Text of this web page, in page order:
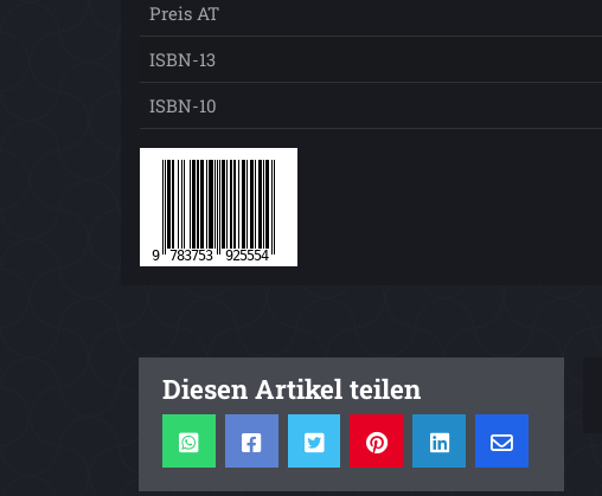
Preis AT
ISBN-13
ISBN-10
Diesen Artikel teilen